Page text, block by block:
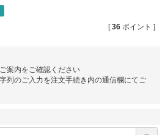
[36 ポイント ]
案内をご確認ください
列のご入力を注文手続き内の通信欄にてご